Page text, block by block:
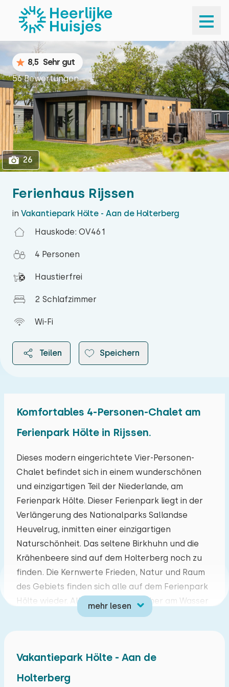
1
Ferienhaus Rijssen
in Vakantiepark Hölte - Aan de Holterberg
Hauskode: OV461
4 Personen
Haustierfrei
2 Schlafzimmer
Wi-Fi
Teilen Speichern
8,5 Sehr gut
56 Bewertungen
26
Komfortables 4-Personen-Chalet am
Ferienpark Hölte in Rijssen.
Dieses modern eingerichtete Vier-Personen-
Chalet befindet sich in einem wunderschönen
und einzigartigen Teil der Niederlande, am
Ferienpark Hölte. Dieser Ferienpark liegt in der
Verlängerung des Nationalparks Sallandse
Heuvelrug, inmitten einer einzigartigen
Naturschönheit. Das seltene Birkhuhn und die
Krähenbeere sind auf dem Holterberg noch zu
finden. Die Kernwerte Frieden, Natur und Raum
des Gebiets finden sich alle auf dem Ferienpark
Hölte wieder. Alle Chalets sind daher am Wasser
gebaut und befinden sich auf großen
Grundstücken, so dass Privatsphäre garantiert
Außenpool und einen gemeinsamen
Entspannungsbereich, in dem Sie sich ausruhen
mehr lesen
August 2026
Mo Di Mi Do Fr Sa So
27 28 29 30 31 01 02
03 04 05 06 07 08
10 11 12 13 14 15 16
17 18 19 20 21 22 23
Vakantiepark Hölte - Aan de
Holterberg